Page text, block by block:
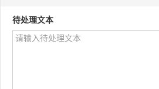
待处理文本